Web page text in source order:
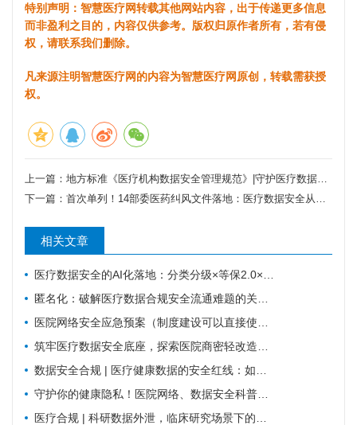
特别声明：智慧医疗网转载其他网站内容，出于传递更多信息
而非盈利之目的，内容仅供参考。版权归原作者所有，若有侵
权，请联系我们删除。
凡来源注明智慧医疗网的内容为智慧医疗网原创，转载需获授
权。
上一篇： 地方标准《医疗机构数据安全管理规范》|守护医疗数据防线！
下一篇： 首次单列！14部委医药纠风文件落地：医疗数据安全从业者必须关注的3个监管风向
相关文章
医疗数据安全的AI化落地：分类分级×等保2.0×国密
匿名化：破解医疗数据合规安全流通难题的关键路径
医院网络安全应急预案（制度建设可以直接使用版）
筑牢医疗数据安全底座，探索医院商密轻改造实践路径
数据安全合规 | 医疗健康数据的安全红线：如何平衡业务流转与合规监管？
守护你的健康隐私！医院网络、数据安全科普，请收好这份防护指南
医疗合规 | 科研数据外泄，临床研究场景下的数据安全